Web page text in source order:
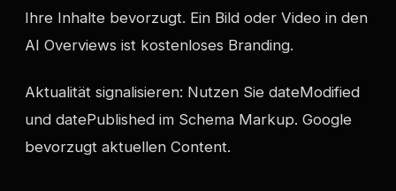
Ihre Inhalte bevorzugt. Ein Bild oder Video in den
AI Overviews ist kostenloses Branding.
Aktualität signalisieren: Nutzen Sie dateModified
und datePublished im Schema Markup. Google
bevorzugt aktuellen Content.